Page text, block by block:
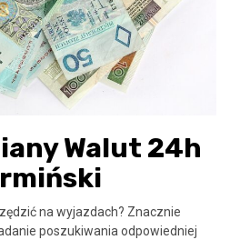
Walut 24h
na wyjazdach? Znacznie
poszukiwania odpowiedniej